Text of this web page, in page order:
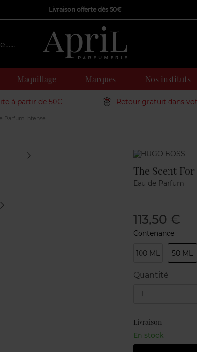
Livraison offerte dès 50€
Maquillage Marques Nos instituts
à partir de 50€ Retour gratuit dans
Parfum Intense
Marque
The Scent
Eau de Parfum
113,50 €
Contenance
100 ML 50 ML
Quantité
1
Livraison
En stock